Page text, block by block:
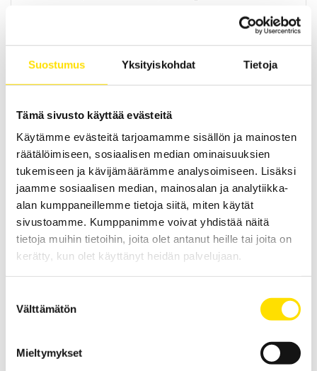
Suostumus Yksityiskohdat Tietoja
Tämä sivusto käyttää evästeitä
Käytämme evästeitä tarjoamamme sisällön ja mainosten
räätälöimiseen, sosiaalisen median ominaisuuksien
tukemiseen ja kävijämäärämme analysoimiseen. Lisäksi
jaamme sosiaalisen median, mainosalan ja analytiikka-
alan kumppaneillemme tietoja siitä, miten käytät
sivustoamme. Kumppanimme voivat yhdistää näitä
tietoja muihin tietoihin, joita olet antanut heille tai joita on
kerätty, kun olet käyttänyt heidän palvelujaan.
valinta
Välttämätön
Mieltymykset
teho- ja energianmittaustoiminnoilla sekä cos phi ja yliaaltojen
mittaus. Kaikki mittaukset tallentuvat SD-kortille. WiFi-
kommunikointi sekä VNC-tila, jonka ansiosta PEL-yksikön ohjaus
suomenkielinen PEL Transfer -konfigurointiohjelma.
PEL104 Teho- ja Energiatallennin
Liikuteltavissa oleva teho- ja energialoggeri Wi-Fi, SIM- ja SD-
kommunikointivaihtoehdoilla varustettuna. Jopa 4 jännite- ja 3
virtatuloa AC+DC TRMS. Käytössä sähkömoottoreille suoritettava